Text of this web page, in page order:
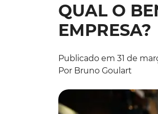
QUAL O
EMPRESA?
Publicado em 31 de
Por Bruno Goulart